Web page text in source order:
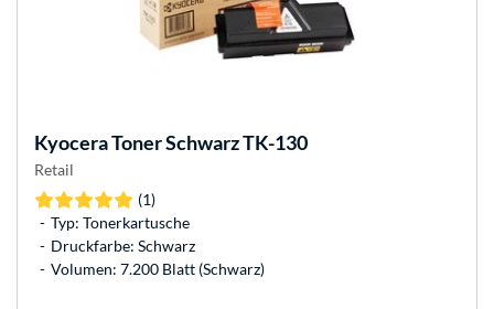
KyoceraToner Schwarz TK-130
Retail
(1)
Typ: Tonerkartusche
Druckfarbe: Schwarz
Volumen: 7.200 Blatt (Schwarz)